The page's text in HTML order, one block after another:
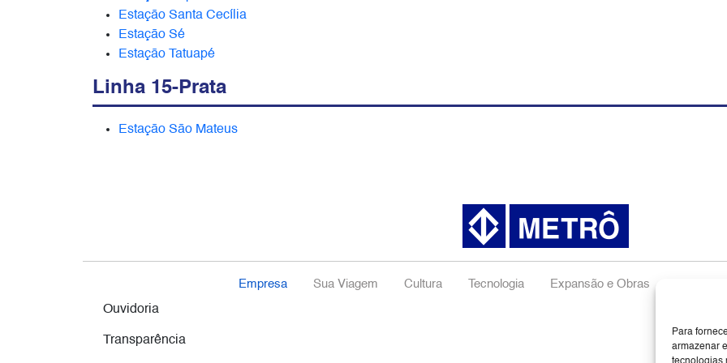
Para
armazenar
Estação Santa Cecília
Estação Sé
Estação Tatuapé
Linha 15-Prata
Estação São Mateus
Empresa Sua Viagem Cultura Tecnologia Expansão e Obras
Ouvidoria
Transparência